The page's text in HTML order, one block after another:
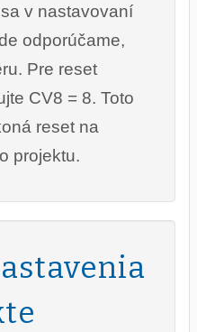
v nastavovaní
odporúčame,
Pre reset
CV8 = 8. Toto
reset na
projektu.